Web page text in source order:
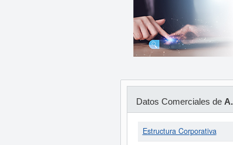
Datos Comerciales de
Estructura Corporativa